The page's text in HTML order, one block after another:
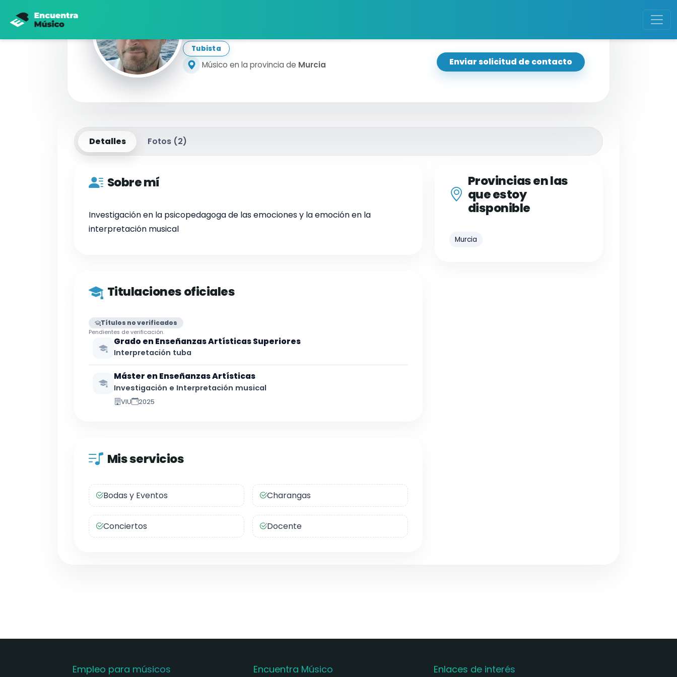
Tubista
Músico en la provincia de Murcia Enviar solicitud de contacto
Detalles Fotos (2)
Sobre mí
Investigación en la psicopedagoga de las emociones y la emoción en la
interpretación musical
Titulaciones oficiales
Títulos no verificados
Pendientes de verificación.
Grado en Enseñanzas Artísticas Superiores
Interpretación tuba
Máster en Enseñanzas Artísticas
Investigación e Interpretación musical
VIU 2025
Mis servicios
Bodas y Eventos Charangas
Conciertos Docente
Provincias en las
que estoy
disponible
Murcia
Empleo para músicos Encuentra Músico Enlaces de interés